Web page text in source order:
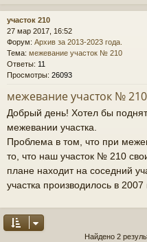
участок 210
27 мар 2017, 16:52
Форум: Архив за 2013-2023 года.
Тема: межевание участок № 210
Ответы: 11
Просмотры: 26093
межевание участок № 210
Добрый день! Хотел бы
межевании участка.
Проблема в том, что при
то, что наш участок № 210
плане находит на соседний
участка производилось в
Найдено 2